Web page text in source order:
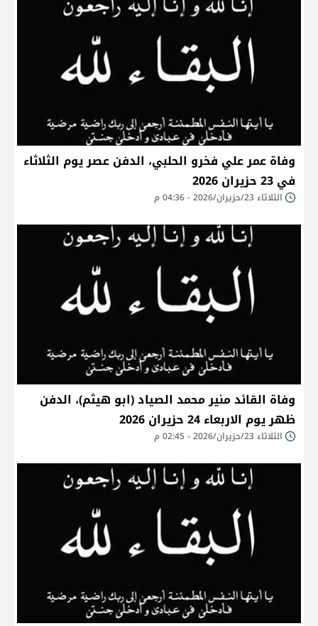
وفاة عمر علي فخرو الحلبي، الدفن عصر يوم الثلاثاء
في 23 حزيران 2026
الثلاثاء 23/حزيران/2026 - 04:36 م
وفاة القائد منير محمد الصياد (ابو هيثم)، الدفن
ظهر يوم الاربعاء 24 حزيران 2026
الثلاثاء 23/حزيران/2026 - 02:45 م